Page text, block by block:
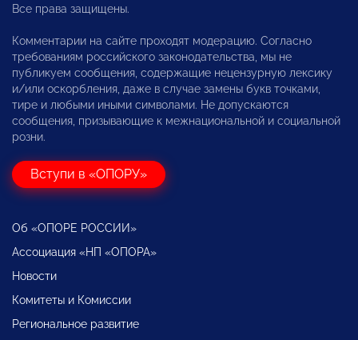
Все права защищены.
Комментарии на сайте проходят модерацию. Согласно
требованиям российского законодательства, мы не
публикуем сообщения, содержащие нецензурную лексику
и/или оскорбления, даже в случае замены букв точками,
тире и любыми иными символами. Не допускаются
сообщения, призывающие к межнациональной и социальной
розни.
Вступи в «ОПОРУ»
Об «ОПОРЕ РОССИИ»
Ассоциация «НП «ОПОРА»
Новости
Комитеты и Комиссии
Региональное развитие